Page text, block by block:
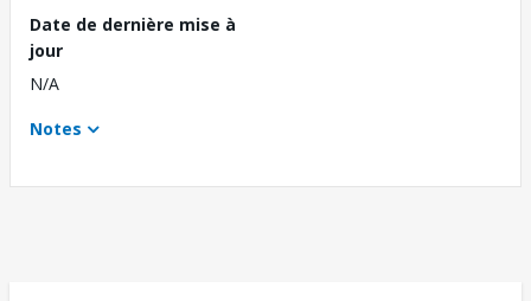
Date de dernière mise à
jour
N/A
Notes